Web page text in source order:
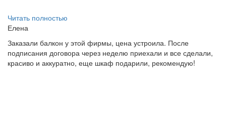
Читать полностью
Елена
Заказали балкон у этой фирмы, цена устроила. После
подписания договора через неделю приехали и все сделали,
красиво и аккуратно, еще шкаф подарили, рекомендую!